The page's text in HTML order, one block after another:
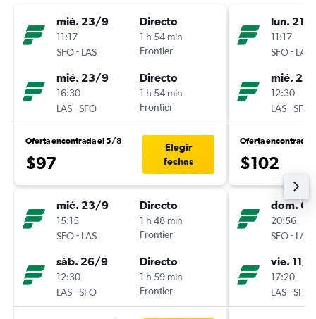
mié. 23/9
11:17
SFO- LAS
Directo
1 h 54 min
Frontier
mié. 23/9
16:30
LAS-SFO
Directo
1 h 54 min
Frontier
Oferta encontrada el 5/8
$97
Elegir
fechas
mié. 23/9
15:15
SFO- LAS
Directo
1 h 48 min
Frontier
sáb. 26/9
12:30
LAS-SFO
Directo
1 h 59 min
Frontier
lun. 21/
11:17
SFO- LAS
mié.
12:30
LAS-SFO
Oferta encontrada
$102
dom. 6/
20:56
SFO- LAS
vie. 11/9
17:20
LAS-SFO